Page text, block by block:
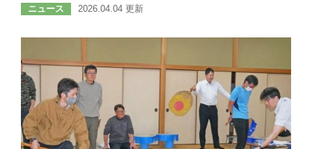
ニュース 2026.04.04 更新